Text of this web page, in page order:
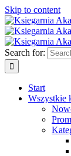
Skip to content
Search for:
Start
Wszystkie